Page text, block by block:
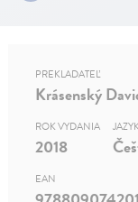
PREKLADATEĽ
Krásenský
ROK VYDANIA
2018
EAN